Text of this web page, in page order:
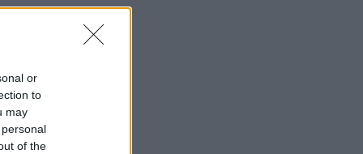
or
to
may
of the